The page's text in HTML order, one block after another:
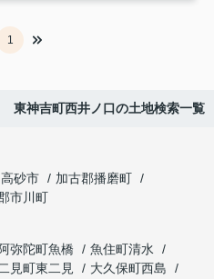
1
東神吉町西井ノ口の土地検索一覧
高砂市
加古郡播磨町
市川町
阿弥陀町魚橋
魚住町清水
二見町東二見
大久保町西島